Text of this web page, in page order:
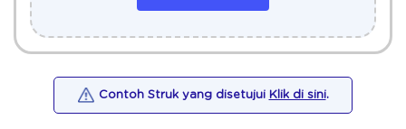
Contoh Struk yang disetujui Klik di sini.